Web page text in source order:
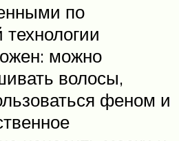
по
технологии
можно
волосы,
феном и